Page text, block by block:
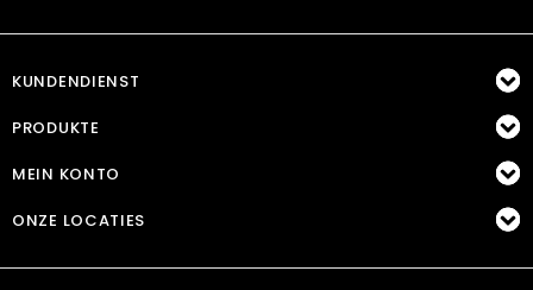
KUNDENDIENST
PRODUKTE
MEIN KONTO
ONZE LOCATIES